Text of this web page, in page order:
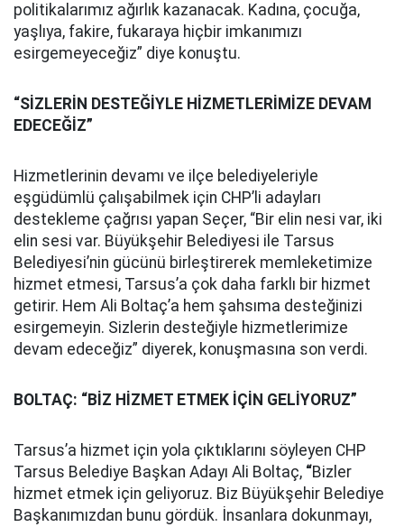
politikalarımız ağırlık kazanacak. Kadına, çocuğa,
yaşlıya, fakire, fukaraya hiçbir imkanımızı
esirgemeyeceğiz” diye konuştu.
“SİZLERİN DESTEĞİYLE HİZMETLERİMİZE DEVAM
EDECEĞİZ”
Hizmetlerinin devamı ve ilçe belediyeleriyle
eşgüdümlü çalışabilmek için CHP’li adayları
destekleme çağrısı yapan Seçer, “Bir elin nesi var, iki
elin sesi var. Büyükşehir Belediyesi ile Tarsus
Belediyesi’nin gücünü birleştirerek memleketimize
hizmet etmesi, Tarsus’a çok daha farklı bir hizmet
getirir. Hem Ali Boltaç’a hem şahsıma desteğinizi
esirgemeyin. Sizlerin desteğiyle hizmetlerimize
devam edeceğiz” diyerek, konuşmasına son verdi.
BOLTAÇ: “BİZ HİZMET ETMEK İÇİN GELİYORUZ”
Tarsus’a hizmet için yola çıktıklarını söyleyen CHP
Tarsus Belediye Başkan Adayı Ali Boltaç, “Bizler
hizmet etmek için geliyoruz. Biz Büyükşehir Belediye
Başkanımızdan bunu gördük. İnsanlara dokunmayı,